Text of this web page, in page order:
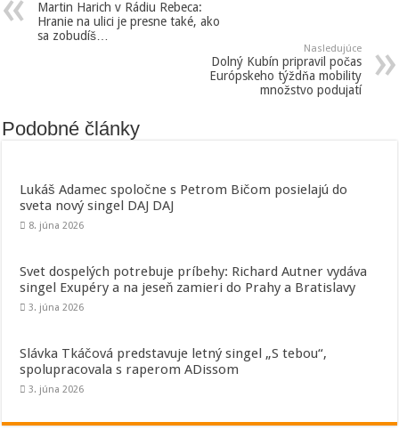
Martin Harich v Rádiu Rebeca:
Hranie na ulici je presne také, ako
sa zobudíš…
Nasledujúce
Dolný Kubín pripravil počas
Európskeho týždňa mobility
množstvo podujatí
Podobné články
Lukáš Adamec spoločne s Petrom Bičom posielajú do
sveta nový singel DAJ DAJ
8. júna 2026
Svet dospelých potrebuje príbehy: Richard Autner vydáva
singel Exupéry a na jeseň zamieri do Prahy a Bratislavy
3. júna 2026
Slávka Tkáčová predstavuje letný singel „S tebou“,
spolupracovala s raperom ADissom
3. júna 2026